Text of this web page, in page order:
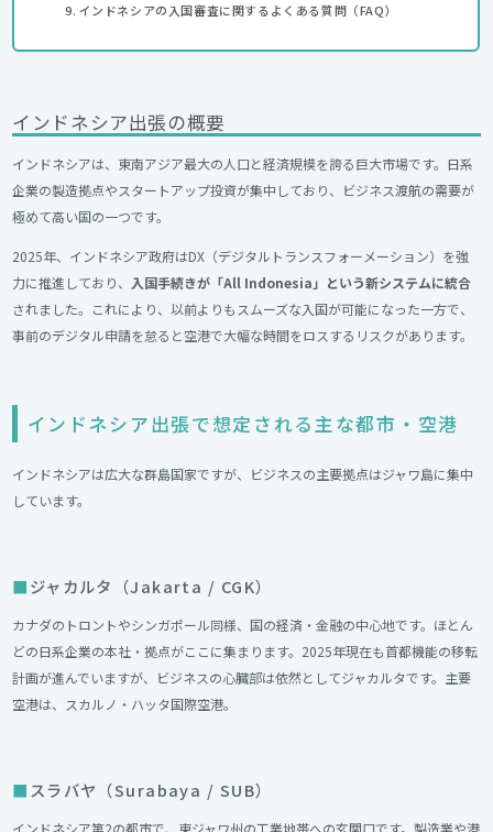
インドネシアの入国審査に関するよくある質問（FAQ）
インドネシア出張の概要
インドネシアは、東南アジア最大の人口と経済規模を誇る巨大市場です。日系
企業の製造拠点やスタートアップ投資が集中しており、ビジネス渡航の需要が
極めて高い国の一つです。
2025年、インドネシア政府はDX（デジタルトランスフォーメーション）を強
力に推進しており、
入国手続きが「All Indonesia」という新システムに統合
されました。これにより、以前よりもスムーズな入国が可能になった一方で、
事前のデジタル申請を怠ると空港で大幅な時間をロスするリスクがあります。
インドネシア出張で想定される主な都市・空港
インドネシアは広大な群島国家ですが、ビジネスの主要拠点はジャワ島に集中
しています。
ジャカルタ（Jakarta / CGK）
カナダのトロントやシンガポール同様、国の経済・金融の中心地です。ほとん
どの日系企業の本社・拠点がここに集まります。2025年現在も首都機能の移転
計画が進んでいますが、ビジネスの心臓部は依然としてジャカルタです。主要
空港は、スカルノ・ハッタ国際空港。
スラバヤ（Surabaya / SUB）
インドネシア第2の都市で、東ジャワ州の工業地帯への玄関口です。製造業や港